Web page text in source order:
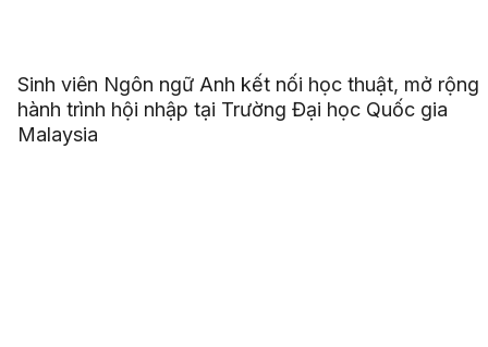
Sinh viên Ngôn ngữ Anh kết nối học thuật, mở rộng
hành trình hội nhập tại Trường Đại học Quốc gia
Malaysia